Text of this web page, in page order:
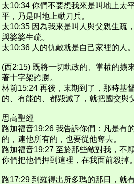
太10:34 你們不要想我來是叫地上太
平，乃是叫地上動刀兵。
太10:35 因為我來是叫人與父親生疏
與婆婆生疏。
太10:36 人的仇敵就是自己家裡的人。
(西2:15) 既將一切執政的、掌權的擄
著十字架誇勝。
林前15:24 再後，末期到了，那時基
的、有能的、都毀滅了，就把國交與
思高聖經
路加福音19:26 我告訴你們：凡是有
的，連他所有的，也要從他奪去。
路加福音19:27 至於那些敵對我，不
你們把他們押到這裡，在我面前殺掉。
路17:29 到羅得出所多瑪的那日，就